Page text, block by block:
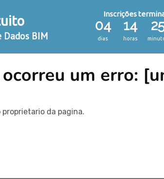
Dados BIM
Inscrições
04
dias
14
horas
DE INGRESSO ATENDIMENTO +ÁREA DO
um erro:
da pagina.